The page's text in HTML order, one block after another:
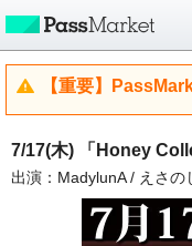
【重要】
7/17(木) 「Honey
出演：MadylunA / えさの